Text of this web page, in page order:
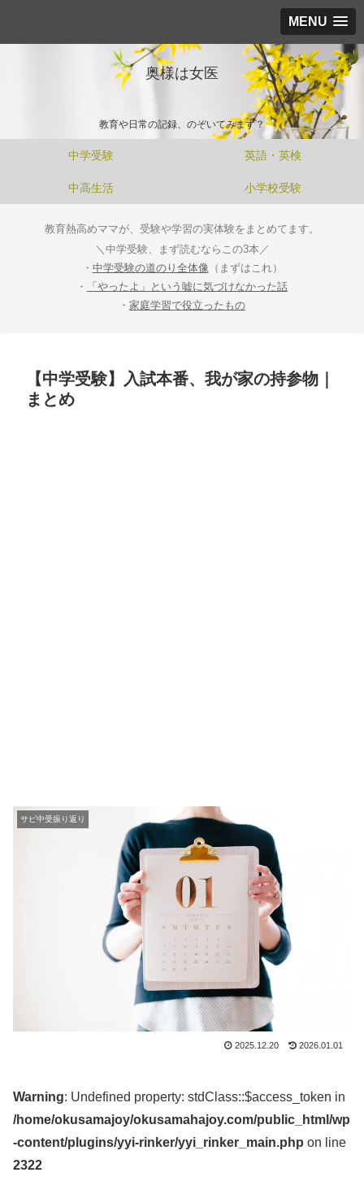
MENU
奥様は女医
教育や日常の記録、のぞいてみます？
中学受験 英語・英検
中高生活 小学校受験
教育熱高めママが、受験や学習の実体験をまとめてます。
＼中学受験、まず読むならこの3本／
・ 中学受験の道のり全体像 （まずはこれ）
・
「やったよ」という嘘に気づけなかった話
・ 家庭学習で役立ったもの
【中学受験】入試本番、我が家の持参物｜
まとめ
サピ中受振り返り
2025.12.20 2026.01.01
Warning: Undefined property: stdClass::$access_token in
/home/okusamajoy/okusamahajoy.com/public_html/wp
-content/plugins/yyi-rinker/yyi_rinker_main.php on line
2322